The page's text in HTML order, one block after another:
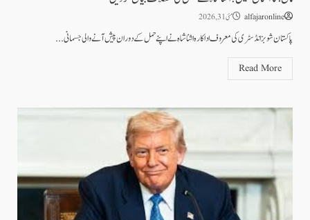
alfajaronline مئی 31, 2026
پاکستان شوبز انڈسٹری کی معروف اداکارہ اشنا شاہ نے اپنے حمل کے دوران پیش آنے والی جسمانی...
Read More